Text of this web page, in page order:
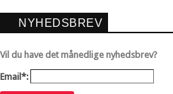
NYHEDSBREV
Vil du have det månedlige nyhedsbrev?
Email*: